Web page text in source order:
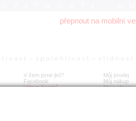
přepnout na mobilní
V čem jsme jiní?
Facebook
Výkup šperků
Můj prodej
Můj nákup
Moje album
stříbrná brož s mořským korálem